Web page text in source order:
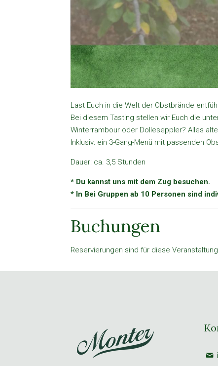
Last Euch in die Welt der Obstbrände
Bei diesem Tasting stellen wir Euch die
Winterrambour oder Dolleseppler? Alles
Inklusiv: ein 3-Gang-Menü mit passenden
Dauer: ca. 3,5 Stunden
* Du kannst uns mit dem Zug besuchen.
* In Bei Gruppen ab 10 Personen sind
Buchungen
Reservierungen sind für diese